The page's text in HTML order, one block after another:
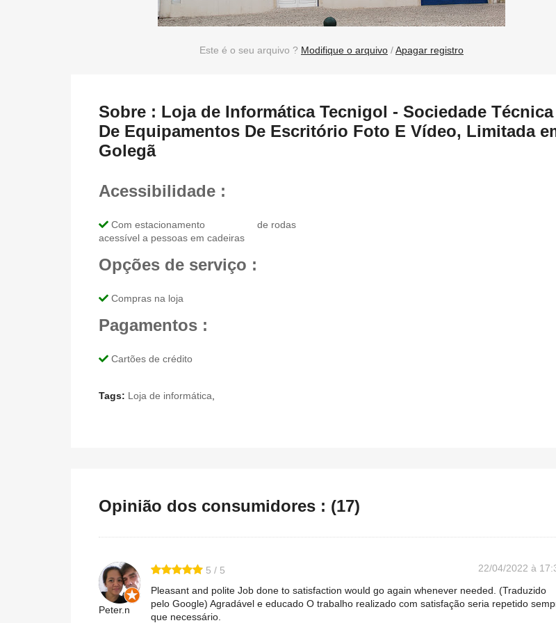
Este é o seu arquivo ? Modifique o arquivo /Apagar registro
Sobre : Loja de Informática Tecnigol - Sociedade Técnica
De Equipamentos De Escritório Foto E Vídeo, Limitada
Golegã
Acessibilidade :
Com estacionamento
acessível a pessoas em cadeiras
de rodas
Opções de serviço :
Compras na loja
Pagamentos :
Cartões de crédito
Tags: Loja de informática
Opinião dos consumidores : (17)
Peter.n
5 / 5
22/04/2022 à
Pleasant and polite Job done to satisfaction would go again whenever needed. (Traduzido
pelo Google) Agradável e educado O trabalho realizado com satisfação seria repetido
que necessário.